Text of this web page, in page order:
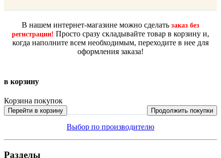
В нашем интернет-магазине можно сделать заказ без
регистрации! Просто сразу складывайте товар в корзину и,
когда наполните всем необходимым, переходите в нее для
оформления заказа!
в корзину
Корзина покупок
Перейти в корзину Продолжить покупки
Выбор по производителю
Разделы